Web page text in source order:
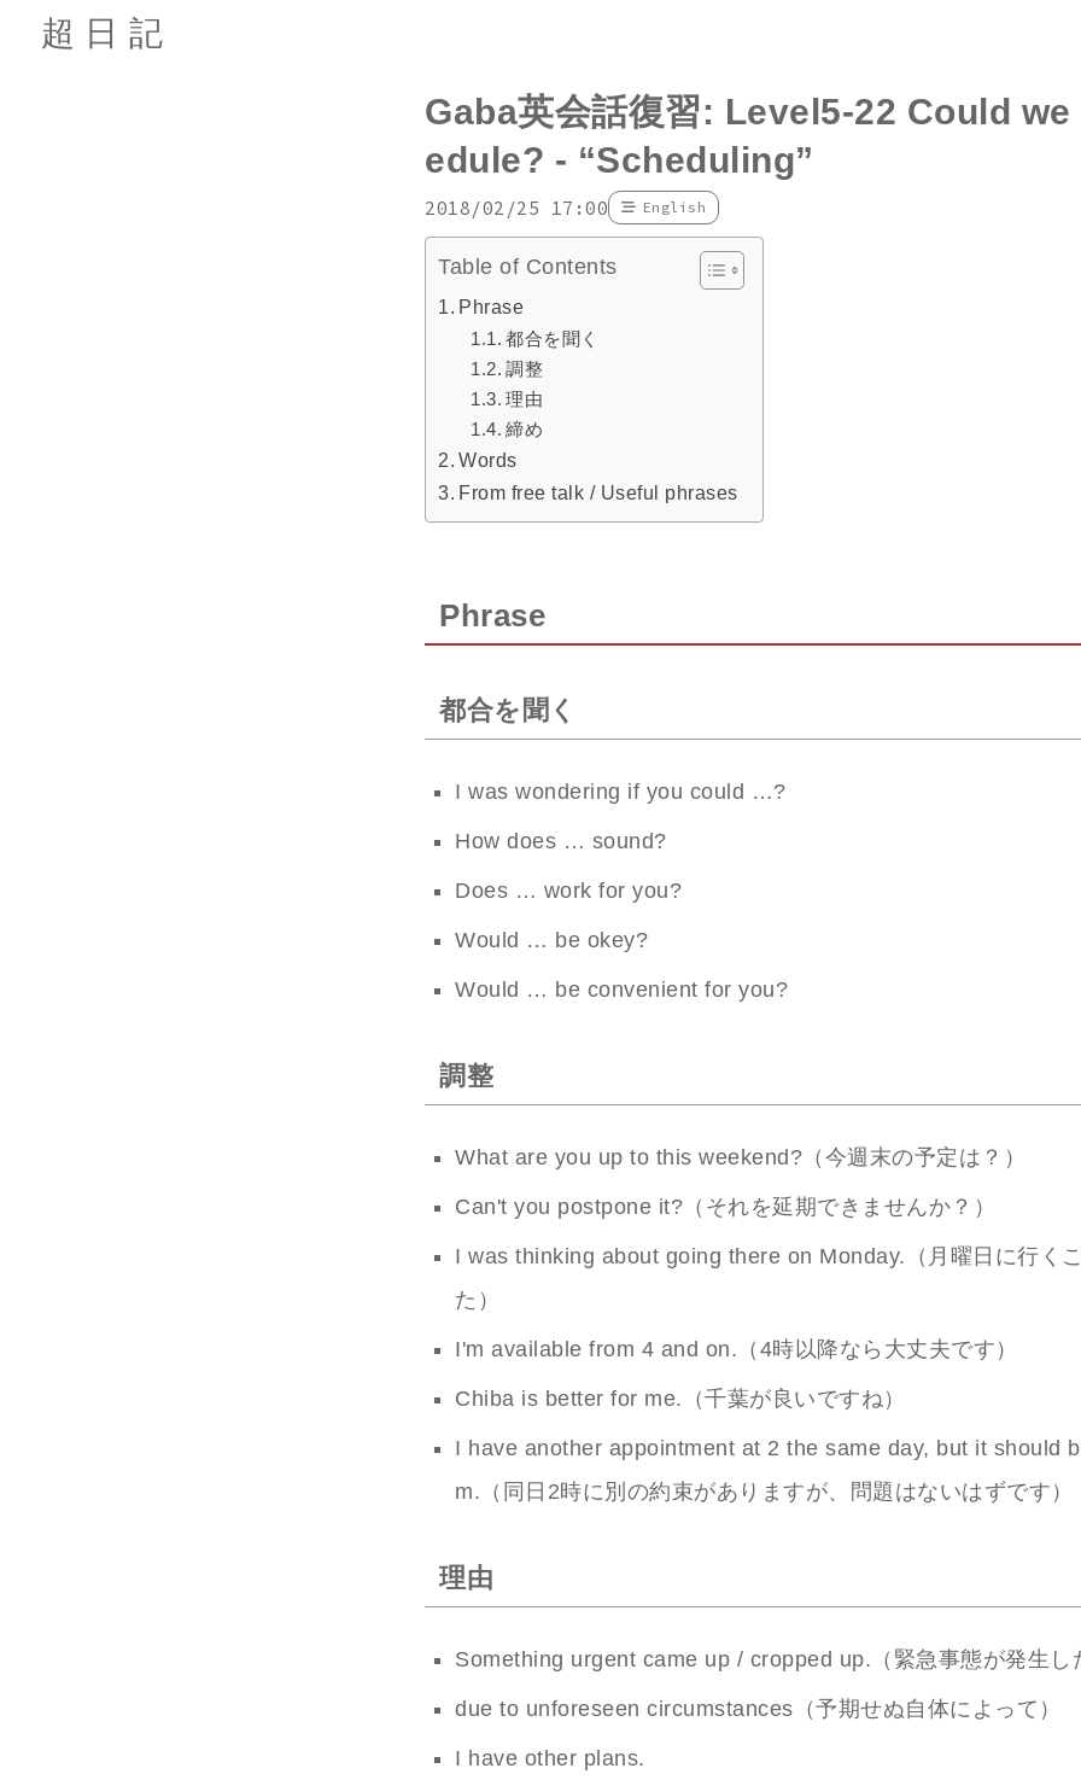
超日記
Gaba英会話復習: Level5-22 Could
edule? - “Scheduling”
2018/02/25 17:00 English
Table of Contents
Phrase
都合を聞く
調整
理由
締め
Words
From free talk / Useful phrases
Phrase
都合を聞く
I was wondering if you could …?
How does … sound?
Does … work for you?
Would … be okey?
Would … be convenient for you?
調整
What are you up to this weekend?（今週末の予定は？）
Can't you postpone it?（それを延期できませんか？）
I was thinking about going there on Monday.（月曜日に行く
た）
I'm available from 4 and on.（4時以降なら大丈夫です）
Chiba is better for me.（千葉が良いですね）
I have another appointment at 2 the same day, but it should
m.（同日2時に別の約束がありますが、問題はないはずです）
理由
Something urgent came up / cropped up.（緊急事態が発生し
due to unforeseen circumstances（予期せぬ自体によって）
I have other plans.